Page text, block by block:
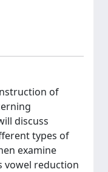
of
discuss
types of
examine
vowel reduction